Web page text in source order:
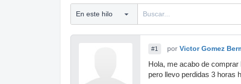
#1 por Victor Gomez
Hola, me acabo de
pero llevo perdidas 3 horas